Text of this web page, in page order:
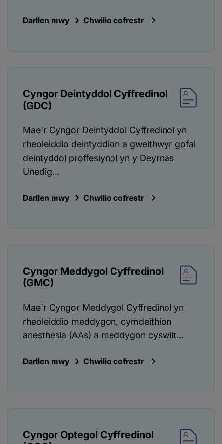
Darllen mwy Chwilio cofrestr
Cyngor Deintyddol Cyffredinol
(GDC)
Mae'r Cyngor Deintyddol Cyffredinol yn
rheoleiddio deintyddion a gweithwyr gofal
deintyddol proffesiynol yn y Deyrnas
Unedig...
Darllen mwy Chwilio cofrestr
Cyngor Meddygol Cyffredinol
(GMC)
Mae'r Cyngor Meddygol Cyffredinol yn
rheoleiddio meddygon, cymdeithion
anesthesia (AAs) a meddygon cyswllt...
Darllen mwy Chwilio cofrestr
Cyngor Optegol Cyffredinol